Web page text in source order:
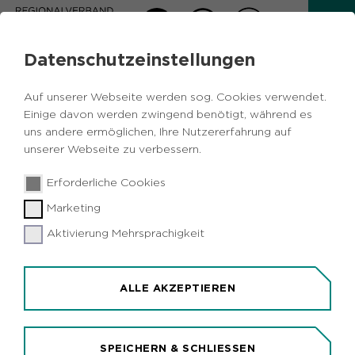
Datenschutzeinstellungen
Auf unserer Webseite werden sog. Cookies verwendet.
Einige davon werden zwingend benötigt, während es
uns andere ermöglichen, Ihre Nutzererfahrung auf
unserer Webseite zu verbessern.
Erforderliche Cookies
Marketing
Aktivierung Mehrsprachigkeit
ALLE AKZEPTIEREN
SPEICHERN & SCHLIESSEN
AKTUELLES
Zurück
Bottrop Dortmund
Hagen
Städte und Kreise im westfälischen
vom LWL